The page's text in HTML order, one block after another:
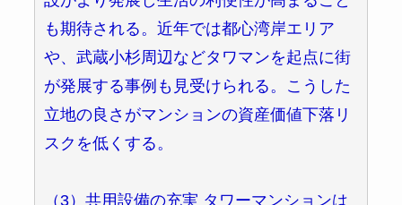
も期待される。近年では都心湾岸エリア
や、武蔵小杉周辺などタワマンを起点に街
が発展する事例も見受けられる。こうした
立地の良さがマンションの資産価値下落リ
スクを低くする。
（3）共用設備の充実 タワーマンションは